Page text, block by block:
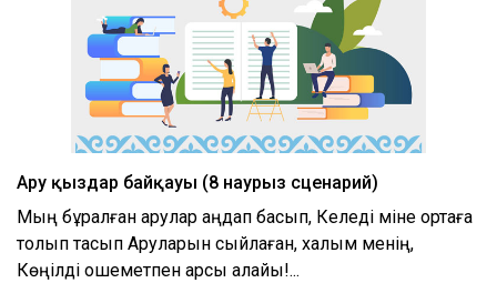
Ару қыздар байқауы (8 наурыз сценарий)
Мың бұралған арулар аңдап басып, Келеді міне ортаға
толқып тасып Аруларын сыйлаған, халқым менің,
Көңілді қошеметпен қарсы алайық!...